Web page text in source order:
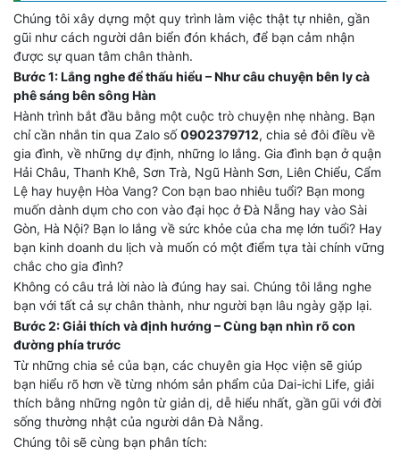
Chúng tôi xây dựng một quy trình làm việc thật tự nhiên, gần
gũi như cách người dân biển đón khách, để bạn cảm nhận
được sự quan tâm chân thành.
Bước 1: Lắng nghe để thấu hiểu – Như câu chuyện bên ly cà
phê sáng bên sông Hàn
Hành trình bắt đầu bằng một cuộc trò chuyện nhẹ nhàng. Bạn
chỉ cần nhắn tin qua Zalo số0902379712, chia sẻ đôi điều về
gia đình, về những dự định, những lo lắng. Gia đình bạn ở quận
Hải Châu, Thanh Khê, Sơn Trà, Ngũ Hành Sơn, Liên Chiểu, Cẩm
Lệ hay huyện Hòa Vang? Con bạn bao nhiêu tuổi? Bạn mong
muốn dành dụm cho con vào đại học ở Đà Nẵng hay vào Sài
Gòn, Hà Nội? Bạn lo lắng về sức khỏe của cha mẹ lớn tuổi? Hay
bạn kinh doanh du lịch và muốn có một điểm tựa tài chính vững
chắc cho gia đình?
Không có câu trả lời nào là đúng hay sai. Chúng tôi lắng nghe
bạn với tất cả sự chân thành, như người bạn lâu ngày gặp lại.
Bước 2: Giải thích và định hướng – Cùng bạn nhìn rõ con
đường phía trước
Từ những chia sẻ của bạn, các chuyên gia Học viện sẽ giúp
bạn hiểu rõ hơn về từng nhóm sản phẩm của Dai-ichi Life, giải
thích bằng những ngôn từ giản dị, dễ hiểu nhất, gần gũi với đời
sống thường nhật của người dân Đà Nẵng.
Chúng tôi sẽ cùng bạn phân tích: